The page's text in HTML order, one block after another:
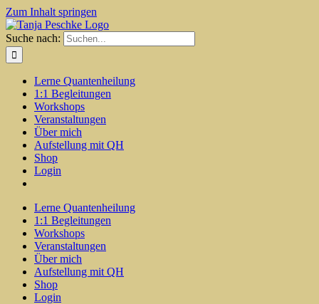
Zum Inhalt springen
Suche nach:
Lerne Quantenheilung
1:1 Begleitungen
Workshops
Veranstaltungen
Über mich
Aufstellung mit QH
Shop
Login
Lerne Quantenheilung
1:1 Begleitungen
Workshops
Veranstaltungen
Über mich
Aufstellung mit QH
Shop
Login